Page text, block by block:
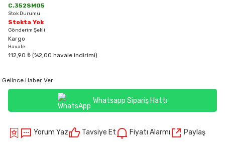
C.352SM05
Stok Durumu
Stokta Yok
Gönderim Şekli
Kargo
Havale
112,90 ₺ (%2,00 havale indirimi)
Gelince Haber Ver
Whatsapp Sipariş Hattı
Yorum Yaz Tavsiye Et Fiyatı Alarmı Paylaş